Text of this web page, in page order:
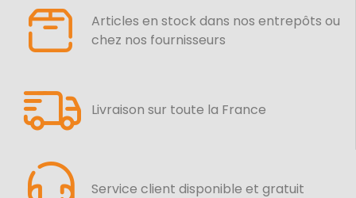
Articles en stock dans nos entrepôts ou
chez nos fournisseurs
Livraison sur toute la France
Service client disponible et gratuit